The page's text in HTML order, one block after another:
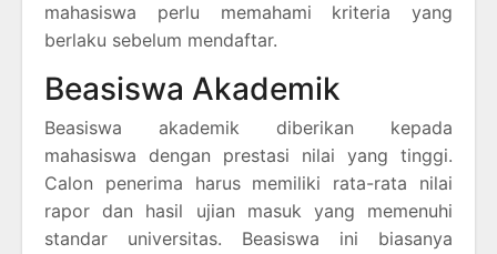
mahasiswa perlu memahami kriteria yang
berlaku sebelum mendaftar.
Beasiswa Akademik
Beasiswa akademik diberikan kepada
mahasiswa dengan prestasi nilai yang tinggi.
Calon penerima harus memiliki rata-rata nilai
rapor dan hasil ujian masuk yang memenuhi
standar universitas. Beasiswa ini biasanya